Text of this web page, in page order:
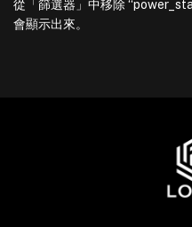
從「篩選器」中移除
會顯示出來。